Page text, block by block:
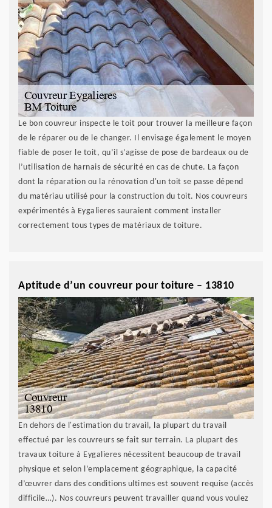
Le bon couvreur inspecte le toit pour trouver la meilleure façon
de le réparer ou de le changer. Il envisage également le moyen
fiable de poser le toit, qu’il s’agisse de pose de bardeaux ou de
l’utilisation de harnais de sécurité en cas de chute. La façon
dont la réparation ou la rénovation d'un toit se passe dépend
du matériau utilisé pour la construction du toit. Nos couvreurs
expérimentés à Eygalieres sauraient comment installer
correctement tous types de matériaux de toiture.
Aptitude d’un couvreur pour toiture – 13810
En dehors de l'estimation du travail, la plupart du travail
effectué par les couvreurs se fait sur terrain. La plupart des
travaux toiture à Eygalieres nécessitent beaucoup de travail
physique et selon l’emplacement géographique, la capacité
d’œuvrer dans des conditions ultimes est souvent requise (accès
difficile…). Nos couvreurs peuvent travailler quand vous voulez